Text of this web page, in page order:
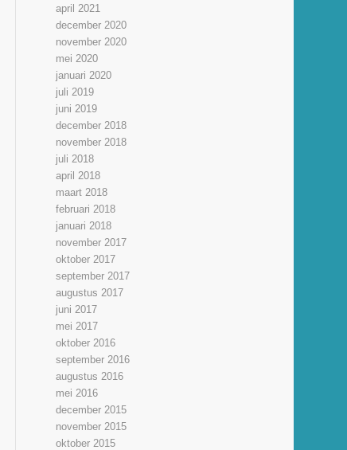
april 2021
december 2020
november 2020
mei 2020
januari 2020
juli 2019
juni 2019
december 2018
november 2018
juli 2018
april 2018
maart 2018
februari 2018
januari 2018
november 2017
oktober 2017
september 2017
augustus 2017
juni 2017
mei 2017
oktober 2016
september 2016
augustus 2016
mei 2016
december 2015
november 2015
oktober 2015